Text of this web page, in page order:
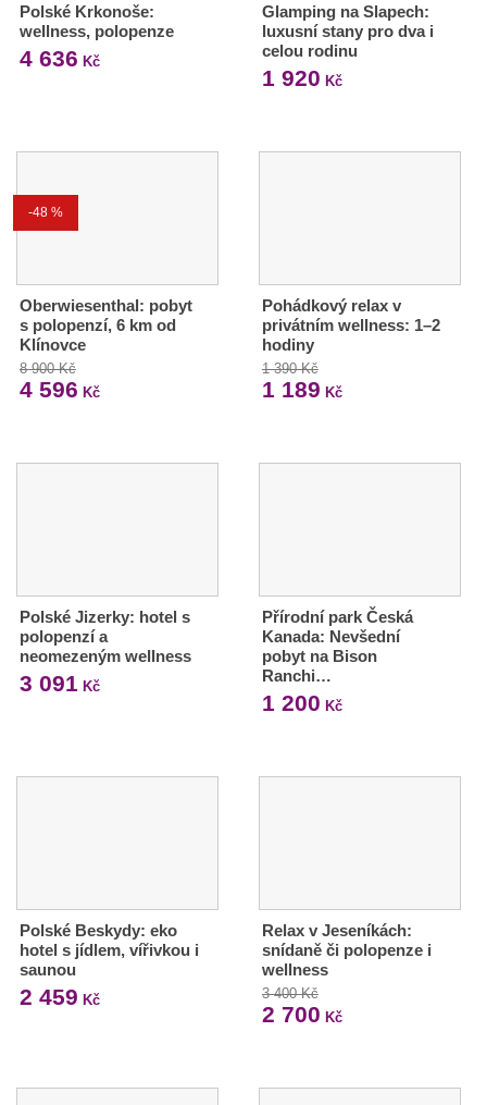
Polské Krkonoše:
wellness, polopenze
4 636 Kč
Glamping na Slapech:
luxusní stany pro dva i
celou rodinu
1 920 Kč
-48 %
Oberwiesenthal: pobyt
s polopenzí, 6 km od
Klínovce
8 900 Kč
4 596 Kč
Pohádkový relax v
privátním wellness: 1–2
hodiny
1 390 Kč
1 189 Kč
Polské Jizerky: hotel s
polopenzí a
neomezeným wellness
3 091 Kč
Přírodní park Česká
Kanada: Nevšední
pobyt na Bison
Ranchi…
1 200 Kč
Polské Beskydy: eko
hotel s jídlem, vířivkou i
saunou
2 459 Kč
Relax v Jeseníkách:
snídaně či polopenze i
wellness
3 400 Kč
2 700 Kč